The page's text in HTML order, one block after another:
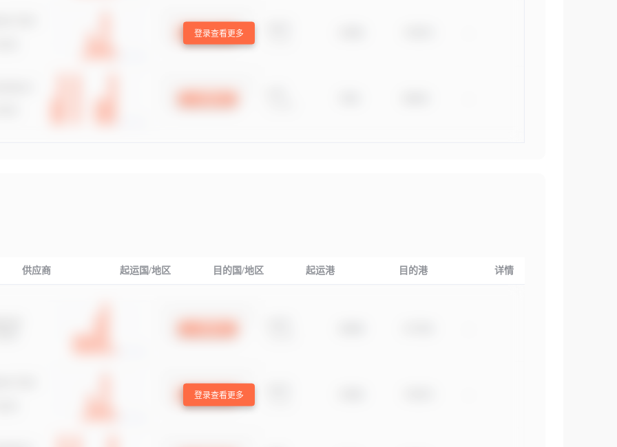
登录查看更多
供应商 起运国/地区 目的国/地区 起运港 目的港 详情
登录查看更多